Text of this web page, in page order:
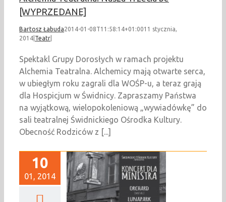
[WYPRZEDANE]
Bartosz Łabuda2014-01-08T11:58:14+01:0011 stycznia,
2014 Teatr
Spektakl Grupy Dorosłych w ramach projektu
Alchemia Teatralna. Alchemicy mają otwarte serca,
w ubiegłym roku zagrali dla WOŚP-u, a teraz grają
dla Hospicjum w Świdnicy. Zapraszamy Państwa
na wyjątkową, wielopokoleniową „wywiadówkę” do
sali teatralnej Świdnickiego Ośrodka Kultury.
Obecność Rodziców z [...]
10
01, 2014